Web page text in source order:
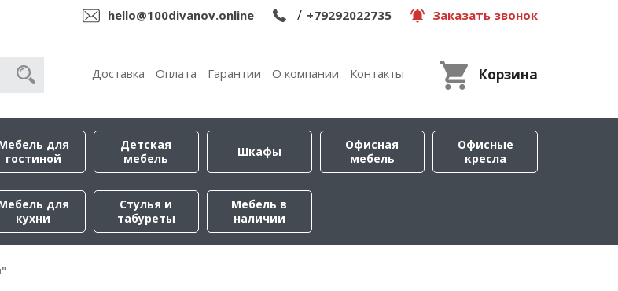
hello@100divanov.online / +79292022735 Заказать звонок
Доставка Оплата Гарантии О компании Контакты Корзина
для
гостиной
Детская
мебель
Шкафы
Офисная
мебель
Офисные
кресла
для
кухни
Стулья и
табуреты
Мебель в
наличии